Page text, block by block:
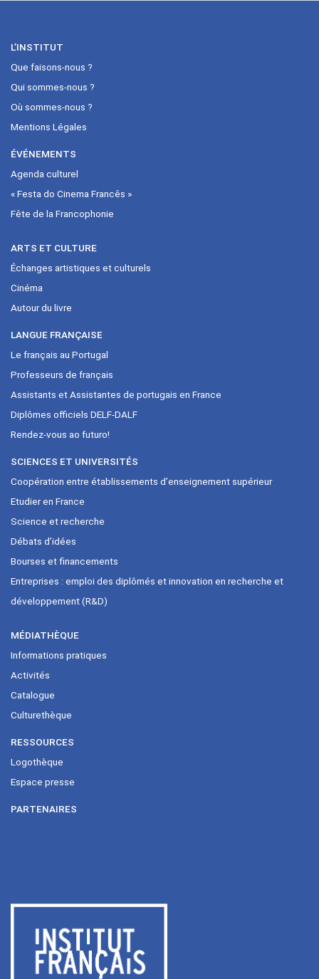
L’INSTITUT
Que faisons-nous ?
Qui sommes-nous ?
Où sommes-nous ?
Mentions Légales
ÉVÉNEMENTS
Agenda culturel
« Festa do Cinema Francês »
Fête de la Francophonie
ARTS ET CULTURE
Échanges artistiques et culturels
Cinéma
Autour du livre
LANGUE FRANÇAISE
Le français au Portugal
Professeurs de français
Assistants et Assistantes de portugais en France
Diplômes officiels DELF-DALF
Rendez-vous ao futuro!
SCIENCES ET UNIVERSITÉS
Coopération entre établissements d’enseignement supérieur
Etudier en France
Science et recherche
Débats d’idées
Bourses et financements
Entreprises : emploi des diplômés et innovation en recherche et
développement (R&D)
MÉDIATHÈQUE
Informations pratiques
Activités
Catalogue
Culturethèque
RESSOURCES
Logothèque
Espace presse
PARTENAIRES